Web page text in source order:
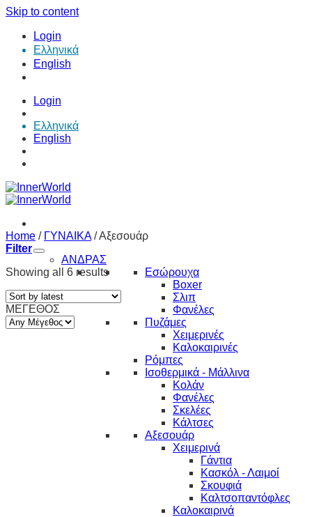
Skip to content
Login
Ελληνικά
English
Login
Ελληνικά
English
ΑΝΔΡΑΣ
Εσώρουχα
Boxer
Σλιπ
Φανέλες
Πυζάμες
Χειμερινές
Καλοκαιρινές
Ρόμπες
Ισοθερμικά - Μάλλινα
Κολάν
Φανέλες
Σκελέες
Κάλτσες
Αξεσουάρ
Χειμερινά
Γάντια
Κασκόλ - Λαιμοί
Σκουφιά
Καλτσοπαντόφλες
Καλοκαιρινά
Home / ΓΥΝΑΙΚΑ /Αξεσουάρ
Filter
Showing all 6 results
ΜΕΓΕΘΟΣ